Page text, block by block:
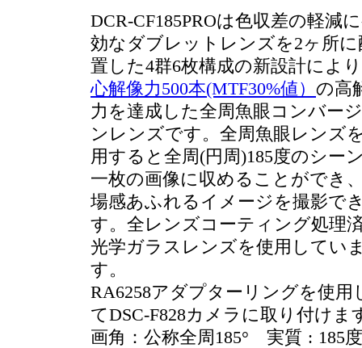
DCR-CF185PROは色収差の軽減
効なダブレットレンズを2ヶ所に
置した4群6枚構成の新設計により
心解像力500本(MTF30%値） の高
力を達成した全周魚眼コンバー
ンレンズです。全周魚眼レンズ
用すると全周(円周)185度のシー
一枚の画像に収めることができ
場感あふれるイメージを撮影で
す。全レンズコーティング処理
光学ガラスレンズを使用してい
す。
RA6258アダプターリングを使用
てDSC-F828カメラに取り付けま
画角：公称全周185° 実質 : 185